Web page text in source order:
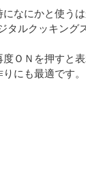
なにかと使うは
タルクッキング
度ＯＮを押すと
にも最適です。